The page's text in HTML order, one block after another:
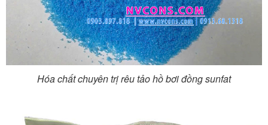
Hóa chất chuyên trị rêu tảo hồ bơi đồng sunfat